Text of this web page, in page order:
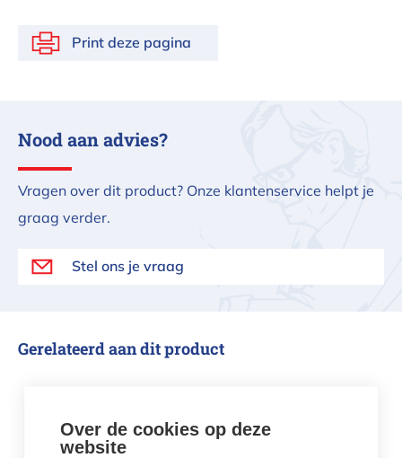
Print deze pagina
Nood aan advies?
Vragen over dit product? Onze klantenservice helpt je
graag verder.
Stel ons je vraag
Gerelateerd aan dit product
Over de cookies op deze
website